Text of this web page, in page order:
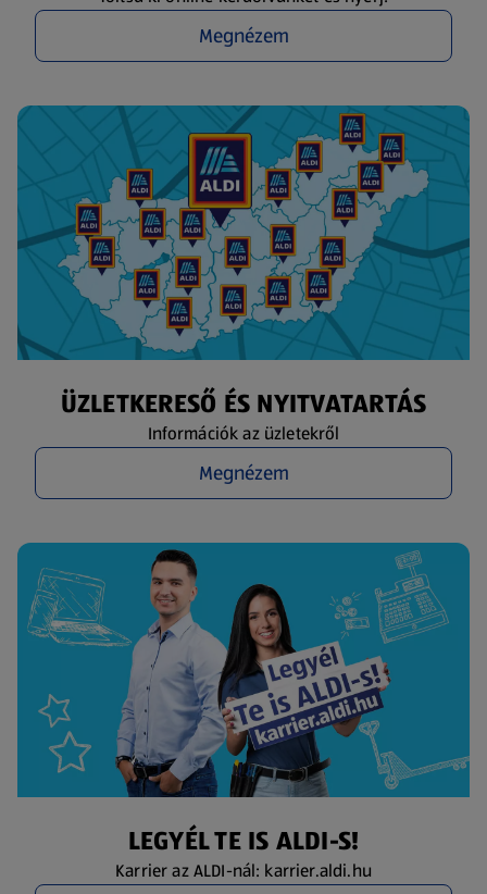
Megnézem
ÜZLETKERESŐ ÉS NYITVATARTÁS
Információk az üzletekről
Megnézem
LEGYÉL TE IS ALDI-S!
Karrier az ALDI-nál: karrier.aldi.hu